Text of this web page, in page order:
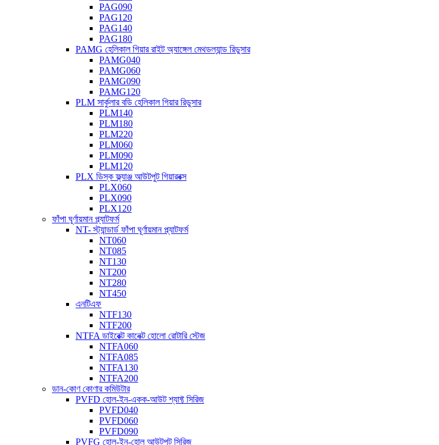
PAG090
PAG120
PAG140
PAG180
PAMG হেলিকাল গিয়ার রাইট অ্যাঙ্গেল মেথডল্যান্ড রিডুসার
PAMG040
PAMG060
PAMG090
PAMG120
PLM সার্কুলার বডি হেলিকাল গিয়ার রিডুসার
PLM140
PLM180
PLM220
PLM060
PLM090
PLM120
PLX ডিস্ক ফ্ল্যাঞ্জ আউটপুট গিয়ারবক্স
PLX060
PLX090
PLX120
ফাঁপা ঘূর্ণায়মান প্ল্যাটফর্ম
NT- স্ট্যান্ডার্ড ফাঁপা ঘূর্ণায়মান প্ল্যাটফর্ম
NT060
NT085
NT130
NT200
NT280
NT450
এনটিএফ
NTF130
NTF200
NTFA ডাইরেক্ট কানেক্ট হোলো রোটারি স্টেজ
NTFA060
NTFA085
NTFA130
NTFA200
ডান-কোণ কোণার কমিউটার
PVFD হোল-ইন-একক-আউট শ্যাফ্ট সিরিজ
PVFD040
PVFD060
PVFD090
PVFG হোল-ইন-হোল আউটপুট সিরিজ